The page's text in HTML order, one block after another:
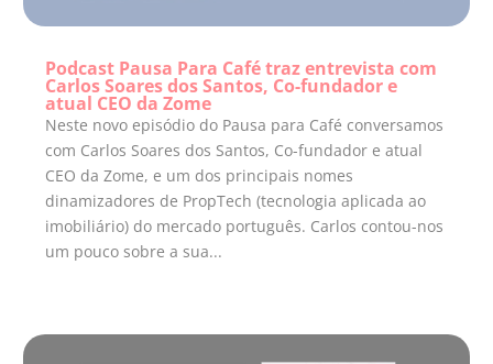
Podcast Pausa Para Café traz entrevista com
Carlos Soares dos Santos, Co-fundador e
atual CEO da Zome
Neste novo episódio do Pausa para Café conversamos
com Carlos Soares dos Santos, Co-fundador e atual
CEO da Zome, e um dos principais nomes
dinamizadores de PropTech (tecnologia aplicada ao
imobiliário) do mercado português. Carlos contou-nos
um pouco sobre a sua...